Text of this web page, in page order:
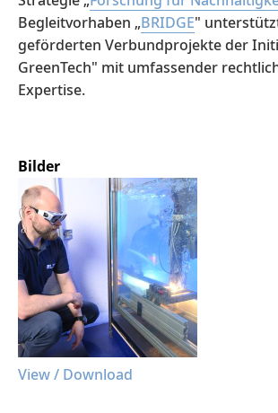
Begleitvorhaben „BRIDGE"
geförderten Verbundprojekte der
GreenTech" mit umfassender
Expertise.
Bilder
View / Download